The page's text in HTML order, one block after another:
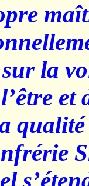
la
et